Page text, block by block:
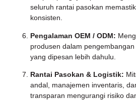
seluruh rantai pasokan
konsisten.
Pengalaman OEM / ODM:
produsen dalam
yang dipesan lebih dahulu.
Rantai Pasokan & Logistik:
andal, manajemen inventaris,
transparan mengurangi risiko